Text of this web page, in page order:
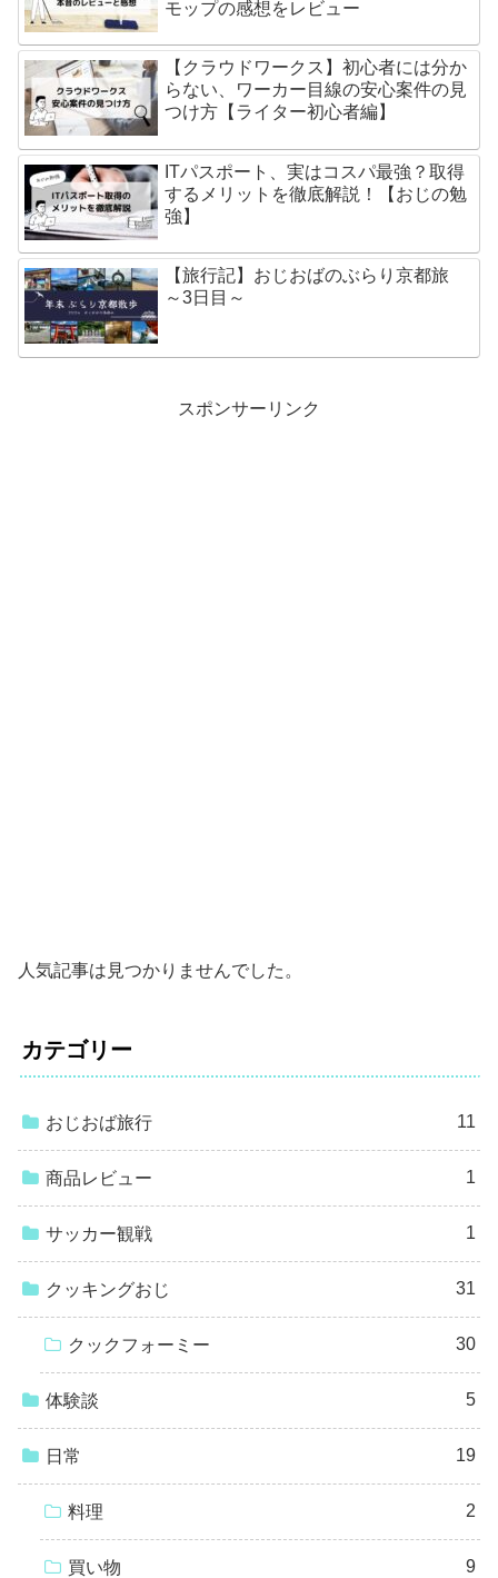
モップの感想をレビュー
【クラウドワークス】初心者には分か
らない、ワーカー目線の安心案件の見
つけ方【ライター初心者編】
ITパスポート、実はコスパ最強？取得
するメリットを徹底解説！【おじの勉
強】
【旅行記】おじおばのぶらり京都旅
～3日目～
スポンサーリンク
人気記事は見つかりませんでした。
カテゴリー
おじおば旅行 11
商品レビュー 1
サッカー観戦 1
クッキングおじ 31
クックフォーミー 30
体験談 5
日常 19
料理 2
買い物 9